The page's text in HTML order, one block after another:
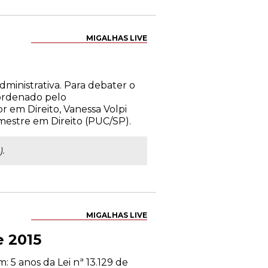
MIGALHAS LIVE
Para debater o
pelo
Direito, Vanessa Volpi
em Direito (PUC/SP).
MIGALHAS LIVE
2015
anos da Lei nª 13.129 de